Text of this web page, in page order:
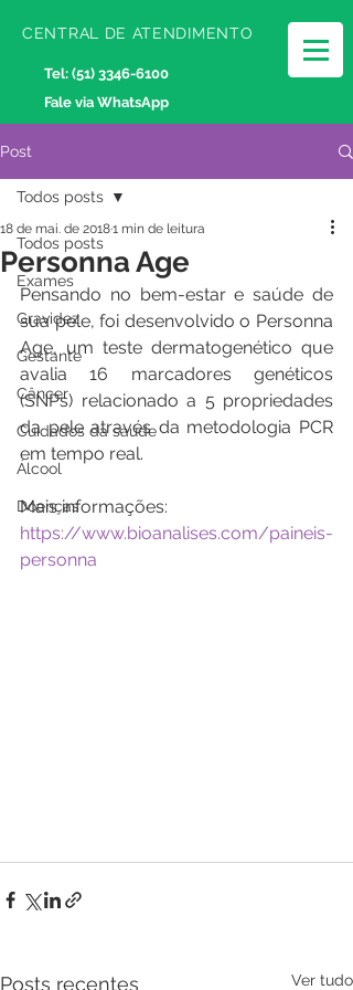
CENTRAL DE ATENDIMENTO
Tel: (51) 3346-6100
Fale via WhatsApp
Post
Todos posts
Exames
Gravidez
Gestante
Câncer
Cuidados da saúde
Álcool
Doenças
Todos posts
Personna Age
18 de mai. de 20181 min de leitura
Pensando no bem-estar e saúde de
sua pele, foi desenvolvido o Personna
Age, um teste dermatogenético que
avalia 16 marcadores genéticos
(SNPs) relacionado a 5 propriedades
da pele através da metodologia PCR
em tempo real.
Mais informações:
https://www.bioanalises.com/paineis-
personna
Posts recentes Ver tudo